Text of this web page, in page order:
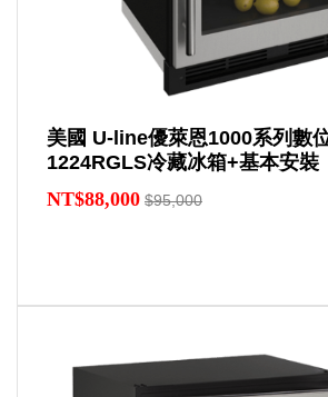
美國 U-line優萊恩1000系列數
1224RGLS冷藏冰箱+基本安裝
NT$88,000 $95,000